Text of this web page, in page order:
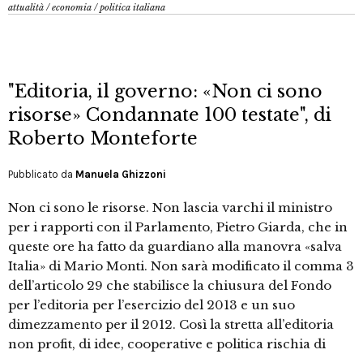
attualità /economia /politica italiana
"Editoria, il governo: «Non ci sono
risorse» Condannate 100 testate", di
Roberto Monteforte
Pubblicato da Manuela Ghizzoni
Non ci sono le risorse. Non lascia varchi il ministro
per i rapporti con il Parlamento, Pietro Giarda, che in
queste ore ha fatto da guardiano alla manovra «salva
Italia» di Mario Monti. Non sarà modificato il comma 3
dell’articolo 29 che stabilisce la chiusura del Fondo
per l’editoria per l’esercizio del 2013 e un suo
dimezzamento per il 2012. Così la stretta all’editoria
non profit, di idee, cooperative e politica rischia di